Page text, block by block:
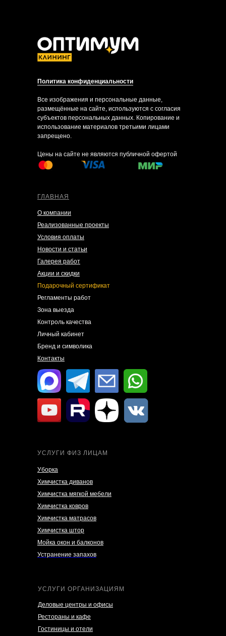
ГЛАВНАЯ
О компании
Реализованные проекты
Условия оплаты
Новости и статьи
Галерея работ
Акции и скидки
Подарочный сертификат
Регламенты работ
Зона выезда
Контроль качества
Личный кабинет
Бренд и символика
Контакты
УСЛУГИ ФИЗ ЛИЦАМ
Уборка
Химчистка диванов
Химчистка мягкой мебели
Химчистка ковров
Химчистка матрасов
Химчистка штор
Мойка окон и балконов
Устранение запахов
УСЛУГИ ОРГАНИЗАЦИЯМ
Деловые центры и офисы
Рестораны и кафе
Гостиницы и отели
Политика конфиденциальности
Все изображения и персональные данные,
размещённые на сайте, используются с согласия
субъектов персональных данных. Копирование и
использование материалов третьими лицами
запрещено.
Цены на сайте не являются публичной офертой